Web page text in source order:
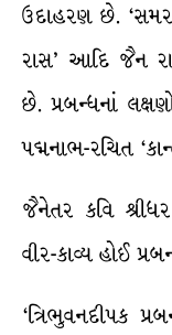
ઉદાહરણ છે.
રાસ’ આદિ જૈન
છે. પ્રબન્ધનાં
પદ્મનાભ-રચિત
જૈનેતર કવિ
વીર-કાવ્ય હોઈ
‘ત્રિભુવનદીપક